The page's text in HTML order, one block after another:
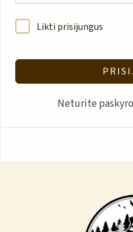
Likti prisijungus
Neturite